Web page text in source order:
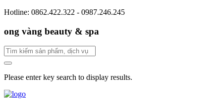
Hotline: 0862.422.322 - 0987.246.245
ong vàng beauty & spa
Please enter key search to display results.